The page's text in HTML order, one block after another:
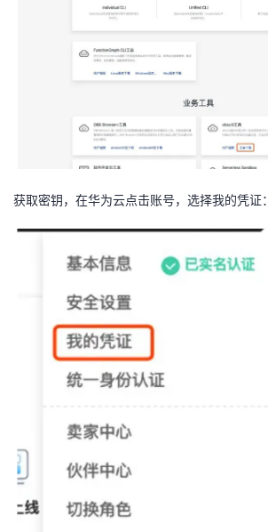
获取密钥，在华为云点击账号，选择我的凭证：